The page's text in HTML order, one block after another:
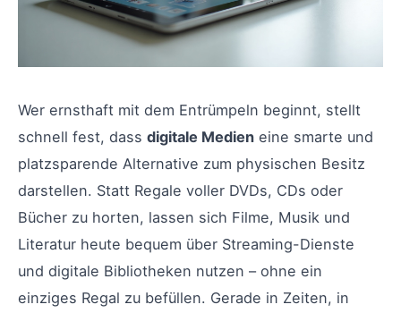
Wer ernsthaft mit dem Entrümpeln beginnt, stellt
schnell fest, dass digitale Medien eine smarte und
platzsparende Alternative zum physischen Besitz
darstellen. Statt Regale voller DVDs, CDs oder
Bücher zu horten, lassen sich Filme, Musik und
Literatur heute bequem über Streaming-Dienste
und digitale Bibliotheken nutzen – ohne ein
einziges Regal zu befüllen. Gerade in Zeiten, in